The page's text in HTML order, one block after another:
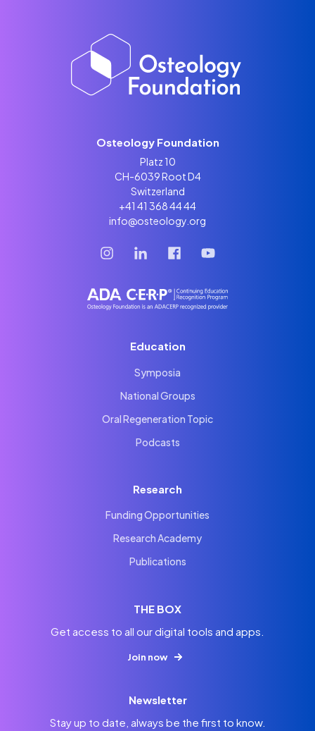
Osteology Foundation
Platz 10
CH-6039 Root D4
Switzerland
+41 41 368 44 44
info@osteology.org
Education
Symposia
National Groups
Oral Regeneration Topic
Podcasts
Research
Funding Opportunities
Research Academy
Publications
THE BOX
Get access to all our digital tools and apps.
Join now
Newsletter
Stay up to date, always be the first to know.